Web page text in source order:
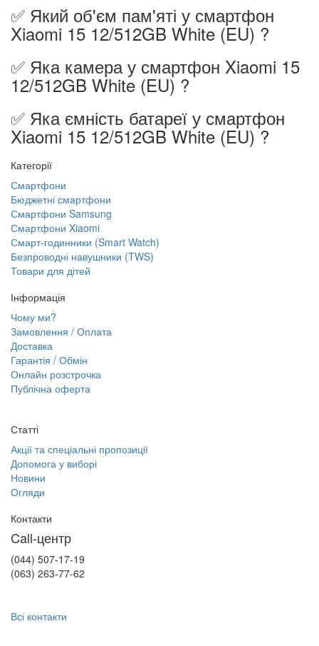
✅ Який об'єм пам'яті у смартфон
Xiaomi 15 12/512GB White (EU) ?
✅ Яка камера у смартфон Xiaomi 15
12/512GB White (EU) ?
✅ Яка ємність батареї у смартфон
Xiaomi 15 12/512GB White (EU) ?
Категорії
Смартфони
Бюджетні смартфони
Смартфони Samsung
Смартфони Xiaomi
Смарт-годинники (Smart Watch)
Безпроводні навушники (TWS)
Товари для дітей
Інформація
Чому ми?
Замовлення / Оплата
Доставка
Гарантія / Обмін
Онлайн розстрочка
Публічна оферта
Статті
Акції та спеціальні пропозиції
Допомога у виборі
Новини
Огляди
Контакти
Call-центр
(044) 507-17-19
(063) 263-77-62
Всі контакти